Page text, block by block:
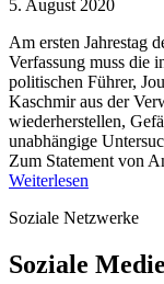
5. August 2020
Am ersten Jahrestag
Verfassung muss die
politischen Führer,
Kaschmir aus der
wiederherstellen,
unabhängige
Zum Statement von
Weiterlesen
Soziale Netzwerke
Soziale